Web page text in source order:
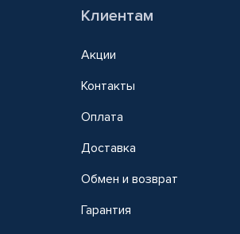
Клиентам
Акции
Контакты
Оплата
Доставка
Обмен и возврат
Гарантия